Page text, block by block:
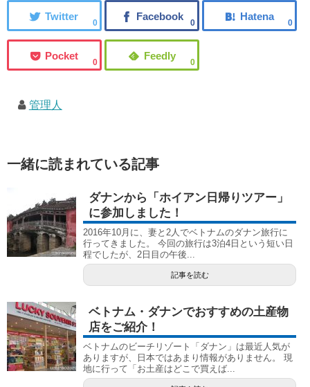
0 0 0
0 0
管理人
一緒に読まれている記事
ダナンから「ホイアン日帰りツアー」
に参加しました！
2016年10月に、妻と2人でベトナムのダナン旅行に
行ってきました。 今回の旅行は3泊4日という短い日
程でしたが、2日目の午後...
記事を読む
ベトナム・ダナンでおすすめの土産物
店をご紹介！
ベトナムのビーチリゾート「ダナン」は最近人気が
ありますが、日本ではあまり情報がありません。 現
地に行って「お土産はどこで買えば...